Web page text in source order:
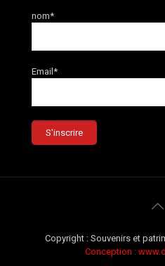
nom*
Email*
Copyright : Souvenirs et
Conception :